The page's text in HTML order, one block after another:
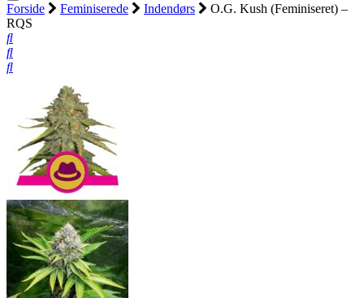
Forside Feminiserede Indendørs
O.G. Kush (Feminiseret) –
RQS